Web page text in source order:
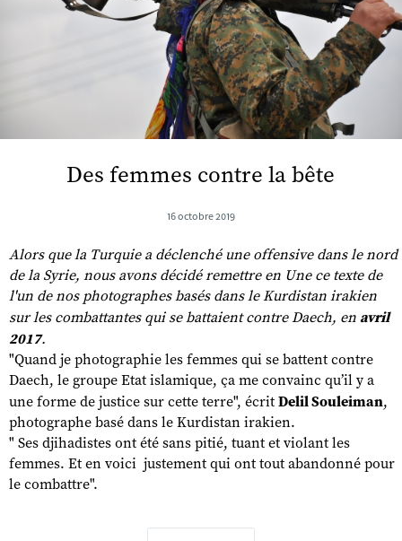
Des femmes contre la bête
16 octobre 2019
Alors que la Turquie a déclenché une offensive dans le nord
de la Syrie, nous avons décidé remettre en Une ce texte de
l'un de nos photographes basés dans le Kurdistan irakien
sur les combattantes qui se battaient contre Daech, en avril
2017.
"Quand je photographie les femmes qui se battent contre
Daech, le groupe Etat islamique, ça me convainc qu’il y a
une forme de justice sur cette terre", écrit Delil Souleiman,
photographe basé dans le Kurdistan irakien.
" Ses djihadistes ont été sans pitié, tuant et violant les
femmes. Et en voici justement qui ont tout abandonné pour
le combattre".